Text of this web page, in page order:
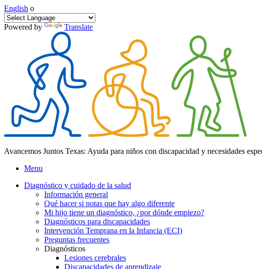
English o
Powered by Translate
Avancemos Juntos Texas: Ayuda para niños con discapacidad y necesidades
Menu
Diagnóstico y cuidado de la salud
Información general
Qué hacer si notas que hay algo diferente
Mi hijo tiene un diagnóstico, ¿por dónde empiezo?
Diagnósticos para discapacidades
Intervención Temprana en la Infancia (ECI)
Preguntas frecuentes
Diagnósticos
Lesiones cerebrales
Discapacidades de aprendizaje